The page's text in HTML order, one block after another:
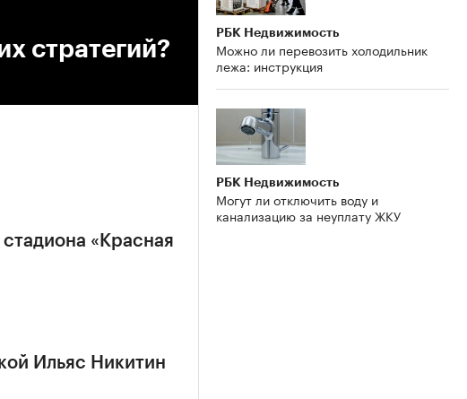
стратегий?
«Красная
Ильяс Никитин
РБК Недвижимость
Можно ли перевозить холодильник
лежа: инструкция
РБК Недвижимость
Могут ли отключить воду и
канализацию за неуплату ЖКУ